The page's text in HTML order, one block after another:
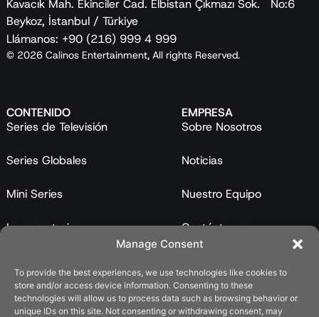
Manage Consent
To provide the best experiences, we use technologies like cookies to
store and/or access device information. Consenting to these
technologies will allow us to process data such as browsing behavior or
unique IDs on this site. Not consenting or withdrawing consent, may
Kavacık Mah. Ekinciler Cad. Elbistan Çıkmazı Sok. No:6
Beykoz, İstanbul / Türkiye
Llámanos: +90 (216) 999 4 999
© 2026 Calinos Entertainment, All rights Reserved.
CONTENIDO
Series de Televisión
Series Globales
Mini Series
Largometrajes
Catálogo
EMPRESA
Sobre Nosotros
Noticias
Nuestro Equipo
Contáctanos